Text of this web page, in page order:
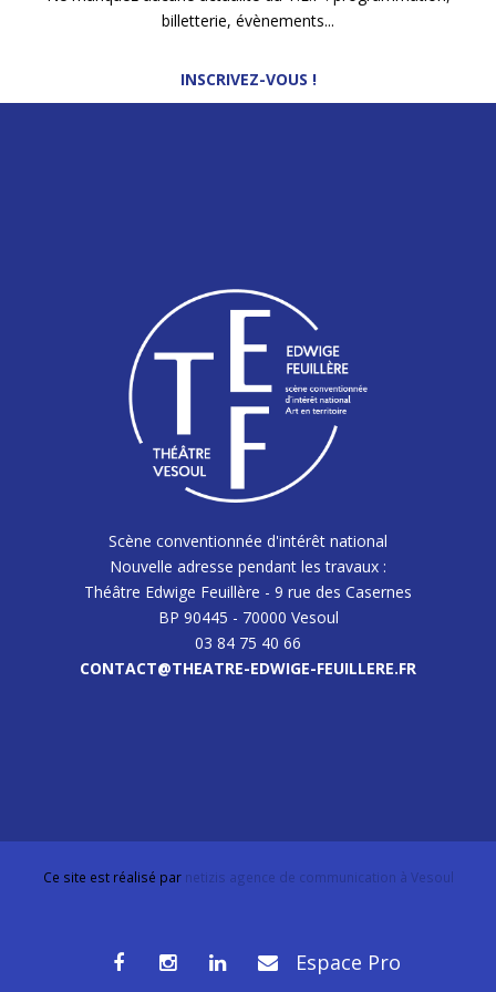
Uccle, Maison de la Création, Bruxelles, La Batoude, Beauvais
billetterie, évènements...
INSCRIVEZ-VOUS !
Scène conventionnée d'intérêt national
Nouvelle adresse pendant les travaux :
Théâtre Edwige Feuillère - 9 rue des Casernes
BP 90445 - 70000 Vesoul
03 84 75 40 66
CONTACT@THEATRE-EDWIGE-FEUILLERE.FR
Ce site est réalisé par netizis agence de communication à Vesoul
Espace Pro